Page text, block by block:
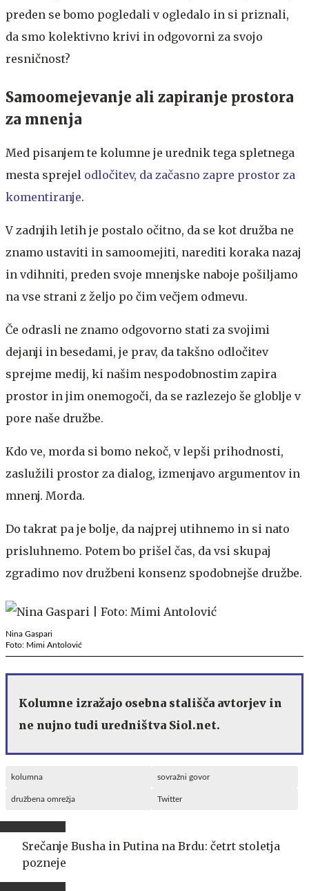
preden se bomo pogledali v ogledalo in si priznali,
da smo kolektivno krivi in odgovorni za svojo
resničnost?
Samoomejevanje ali zapiranje prostora
za mnenja
Med pisanjem te kolumne je urednik tega spletnega
mesta sprejel odločitev, da začasno zapre prostor za
komentiranje.
V zadnjih letih je postalo očitno, da se kot družba ne
znamo ustaviti in samoomejiti, narediti koraka nazaj
in vdihniti, preden svoje mnenjske naboje pošiljamo
na vse strani z željo po čim večjem odmevu.
Če odrasli ne znamo odgovorno stati za svojimi
dejanji in besedami, je prav, da takšno odločitev
sprejme medij, ki našim nespodobnostim zapira
prostor in jim onemogoči, da se razlezejo še globlje v
pore naše družbe.
Kdo ve, morda si bomo nekoč, v lepši prihodnosti,
zaslužili prostor za dialog, izmenjavo argumentov in
mnenj. Morda.
Do takrat pa je bolje, da najprej utihnemo in si nato
prisluhnemo. Potem bo prišel čas, da vsi skupaj
zgradimo nov družbeni konsenz spodobnejše družbe.
Nina Gaspari
Foto: Mimi Antolović
Kolumne izražajo osebna stališča avtorjev in
ne nujno tudi uredništva Siol.net.
kolumna sovražni govor
družbena omrežja Twitter
Srečanje Busha in Putina na Brdu: četrt stoletja
pozneje